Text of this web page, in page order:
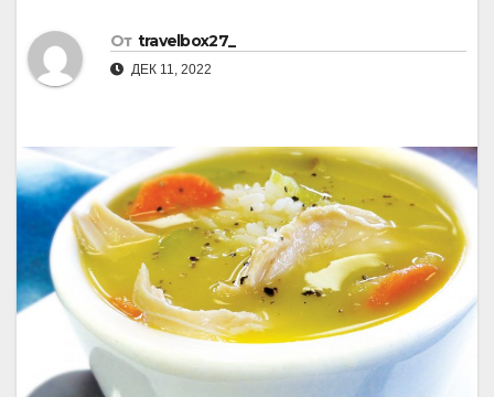
От travelbox27_
ДЕК 11, 2022